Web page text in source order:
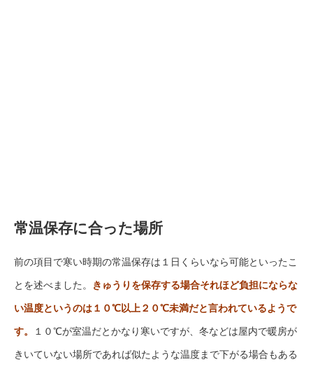
常温保存に合った場所
前の項目で寒い時期の常温保存は１日くらいなら可能といったこ
とを述べました。 きゅうりを保存する場合それほど負担にならな
い温度というのは１０℃以上２０℃未満だと言われているようで
す。 １０℃が室温だとかなり寒いですが、冬などは屋内で暖房が
きいていない場所であれば似たような温度まで下がる場合もある